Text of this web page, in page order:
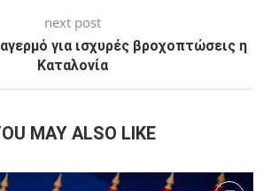
next post
για ισχυρές βροχοπτώσεις η
Καταλονία
MAY ALSO LIKE